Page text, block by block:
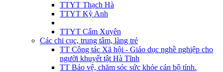
TTYT Thạch Hà
TTYT Kỳ Anh
TTYT Cẩm Xuyên
Các chi cục, trung tâm, làng trẻ
TT Công tác Xã hội - Giáo dục nghề nghiệp cho
người khuyết tật Hà Tĩnh
TT Bảo vệ, chăm sóc sức khỏe cán bộ tỉnh.